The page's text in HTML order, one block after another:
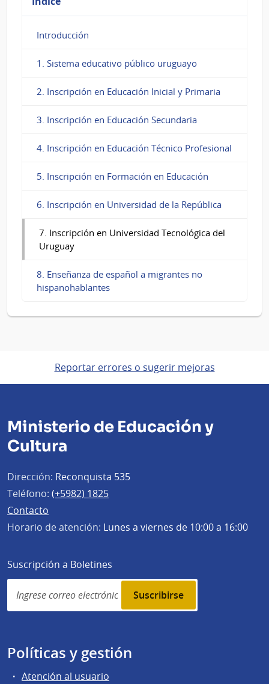
Introducción
1. Sistema educativo público uruguayo
2. Inscripción en Educación Inicial y Primaria
3. Inscripción en Educación Secundaria
4. Inscripción en Educación Técnico Profesional
5. Inscripción en Formación en Educación
6. Inscripción en Universidad de la República
7. Inscripción en Universidad Tecnológica del
Uruguay
8. Enseñanza de español a migrantes no
hispanohablantes
Reportar errores o sugerir mejoras
Ministerio de Educación y
Cultura
Dirección: Reconquista 535
Teléfono: (+5982) 1825
Contacto
Horario de atención: Lunes a viernes de 10:00 a 16:00
Suscripción a Boletines
Simplenews
subscription
Políticas y gestión
Atención al usuario